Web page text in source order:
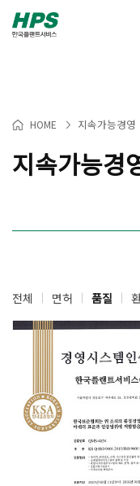
Warning: Packets out of order.
/hosting/fs250416/html/lib/
HOME > 지속가능경영
지속가능경
전체 면허 품질